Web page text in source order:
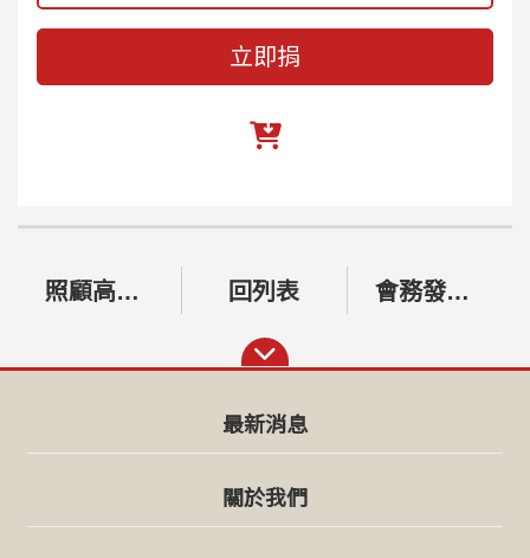
立即捐
照顧高齡會士 回列表 會務發展運作
最新消息
關於我們